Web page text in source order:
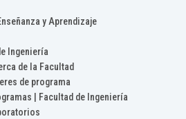
y Aprendizaje
Ingeniería
de la Facultad
de programa
| Facultad de Ingeniería